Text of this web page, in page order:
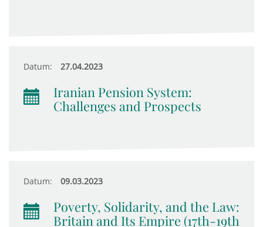
Datum: 27.04.2023
Iranian Pension System:
Challenges and Prospects
Datum: 09.03.2023
Poverty, Solidarity, and the Law:
Britain and Its Empire (17th-19th